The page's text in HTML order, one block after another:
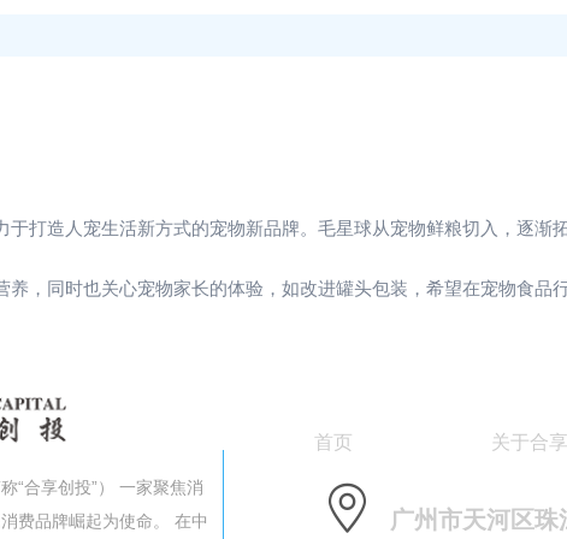
打造人宠生活新方式的宠物新品牌。毛星球从宠物鲜粮切入，逐渐
，同时也关心宠物家长的体验，如改进罐头包装，希望在宠物食品
首页
“合享创投”） 一家聚焦消
费品牌崛起为使命。 在中
广州市天河区
关于合享